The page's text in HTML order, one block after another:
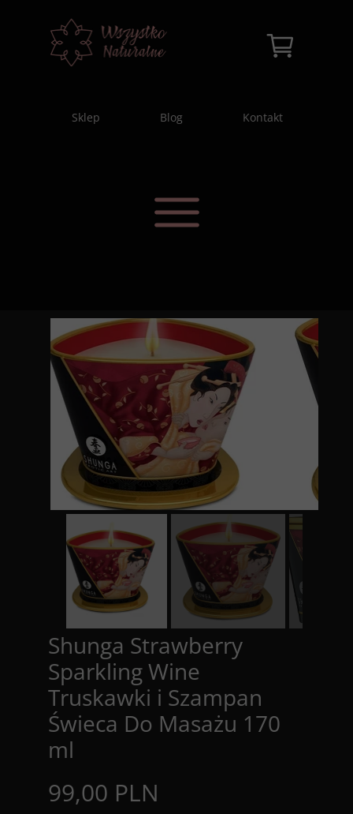
Sklep Blog Kontakt
99,00 PLN
Shunga Strawberry
Sparkling Wine
Truskawki i Szampan
Świeca Do Masażu 170
ml